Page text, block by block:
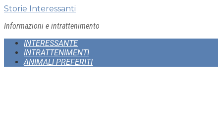
Skip
content
Storie Interessanti
Informazioni e intrattenimento
INTERESSANTE
INTRATTENIMENTI
ANIMALI PREFERITI